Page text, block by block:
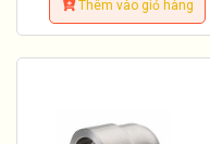
Thêm vào giỏ hàng